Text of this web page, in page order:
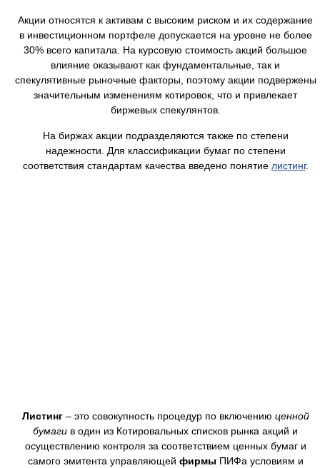
Акции относятся к активам с высоким риском и их содержание
в инвестиционном портфеле допускается на уровне не более
30% всего капитала. На курсовую стоимость акций большое
влияние оказывают как фундаментальные, так и
спекулятивные рыночные факторы, поэтому акции подвержены
значительным изменениям котировок, что и привлекает
биржевых спекулянтов.
На биржах акции подразделяются также по степени
надежности. Для классификации бумаг по степени
соответствия стандартам качества введено понятие листинг.
Листинг– это совокупность процедур по включению ценной
бумаги в один из Котировальных списков рынка акций и
осуществлению контроля за соответствием ценных бумаг и
самого эмитента управляющей фирмы ПИФа условиям и